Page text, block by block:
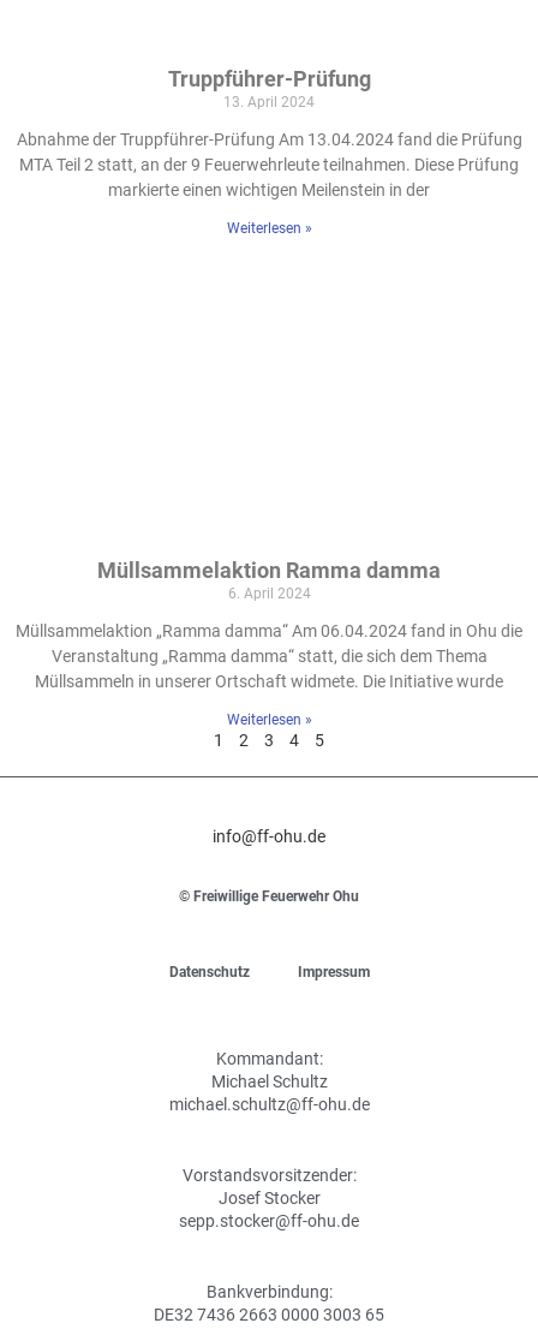
Truppführer-Prüfung
13. April 2024
Abnahme der Truppführer-Prüfung Am 13.04.2024 fand die Prüfung
MTA Teil 2 statt, an der 9 Feuerwehrleute teilnahmen. Diese Prüfung
markierte einen wichtigen Meilenstein in der
Weiterlesen »
Müllsammelaktion Ramma damma
6. April 2024
Müllsammelaktion „Ramma damma“ Am 06.04.2024 fand in Ohu die
Veranstaltung „Ramma damma“ statt, die sich dem Thema
Müllsammeln in unserer Ortschaft widmete. Die Initiative wurde
Weiterlesen »
1 2 3 4 5
info@ff-ohu.de
© Freiwillige Feuerwehr Ohu
Datenschutz Impressum
Kommandant:
Michael Schultz
michael.schultz@ff-ohu.de
Vorstandsvorsitzender:
Josef Stocker
sepp.stocker@ff-ohu.de
Bankverbindung:
DE32 7436 2663 0000 3003 65